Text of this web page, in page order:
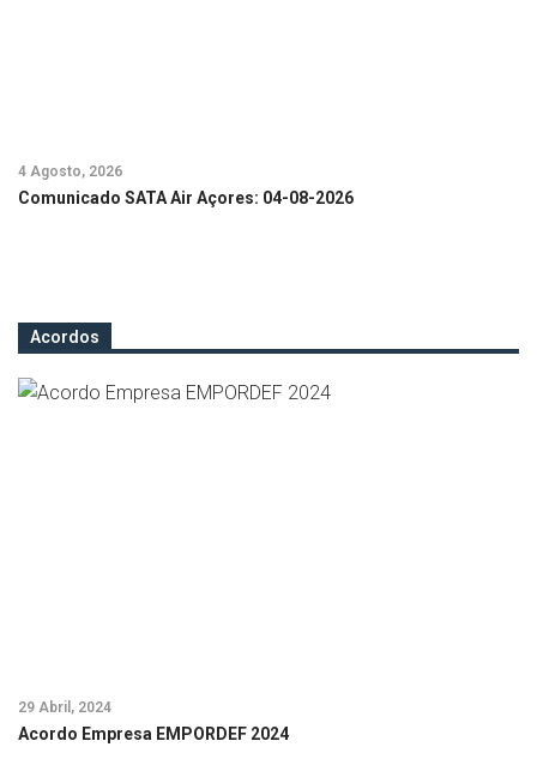
Comunicado SATA Air Açores: 04-08-2026
4 Agosto, 2026
Acordos
Acordo Empresa EMPORDEF 2024
29 Abril, 2024